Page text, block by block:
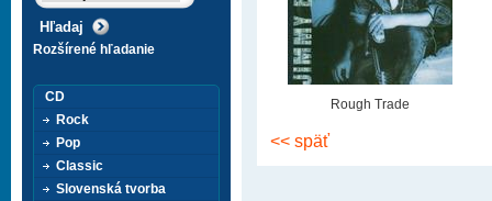
Rough Trade
<< späť
Rozšírené hľadanie
CD
Rock
Pop
Classic
Slovenská tvorba